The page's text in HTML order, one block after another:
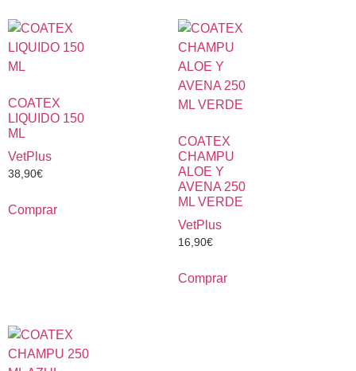
COATEX
LIQUIDO 150
ML
VetPlus
38,90€
Comprar
COATEX
CHAMPU
ALOE Y
AVENA 250
ML VERDE
VetPlus
16,90€
Comprar